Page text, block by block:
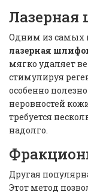
Лазерная
Одним из самых
лазерная
мягко удаляет
стимулируя
особенно
неровностей
требуется
надолго.
Другая
Этот метод